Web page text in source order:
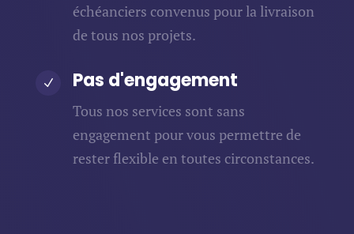
échéanciers convenus pour la livraison
de tous nos projets.
N Pas d'engagement
Tous nos services sont sans
engagement pour vous permettre de
rester flexible en toutes circonstances.